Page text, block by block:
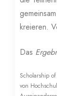
kreieren.
Das
Scholarship
von